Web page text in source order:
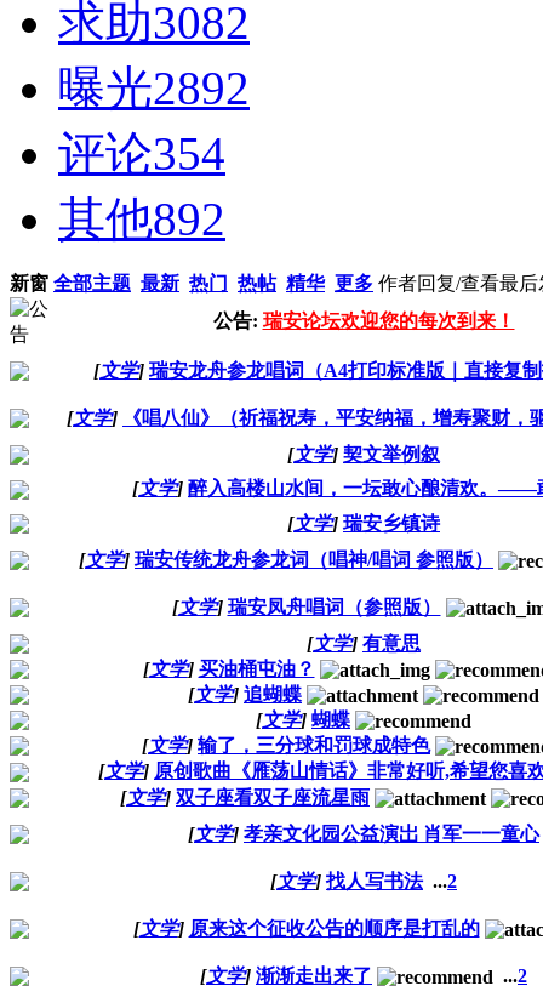
求助3082
曝光2892
评论354
其他892
新窗 全部主题 最新 热门 热帖 精华 更多 作者回复/查看最后
公告: 瑞安论坛欢迎您的每次到来！
[文学] 瑞安龙舟参龙唱词（A4打印标准版｜直接复
[文学]
《唱八仙》（祈福祝寿，平安纳福，增寿聚财，
[文学] 契文举例叙
[文学] 醉入高楼山水间，一坛敢心酿清欢。——
[文学] 瑞安乡镇诗
[文学] 瑞安传统龙舟参龙词（唱神/唱词 参照版）
[文学] 瑞安凤舟唱词（参照版）
[文学] 有意思
[文学] 买油桶屯油？
[文学] 追蝴蝶
[文学] 蝴蝶
[文学] 输了，三分球和罚球成特色
[文学] 原创歌曲《雁荡山情话》非常好听,希望您喜
[文学] 双子座看双子座流星雨
[文学] 孝亲文化园公益演岀 肖军一一童心
[文学] 找人写书法 ...2
[文学] 原来这个征收公告的顺序是打乱的
[文学] 渐渐走出来了 ...2